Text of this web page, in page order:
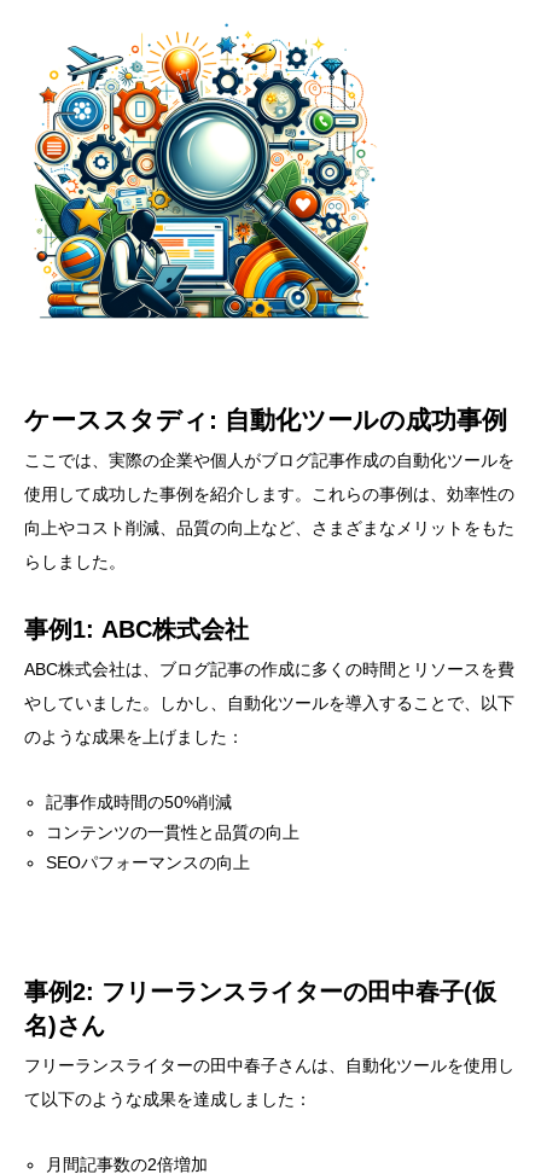
ケーススタディ: 自動化ツールの成功事例
ここでは、実際の企業や個人がブログ記事作成の自動化ツールを
使用して成功した事例を紹介します。これらの事例は、効率性の
向上やコスト削減、品質の向上など、さまざまなメリットをもた
らしました。
事例1: ABC株式会社
ABC株式会社は、ブログ記事の作成に多くの時間とリソースを費
やしていました。しかし、自動化ツールを導入することで、以下
のような成果を上げました：
記事作成時間の50%削減
コンテンツの一貫性と品質の向上
SEOパフォーマンスの向上
事例2: フリーランスライターの田中春子(仮
名)さん
フリーランスライターの田中春子さんは、自動化ツールを使用し
て以下のような成果を達成しました：
月間記事数の2倍増加